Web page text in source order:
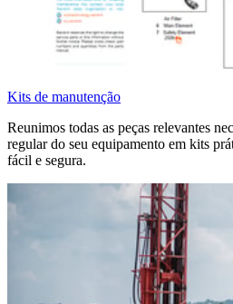
Kits de manutenção
Reunimos todas as peças relevantes
regular do seu equipamento em kits
fácil e segura.